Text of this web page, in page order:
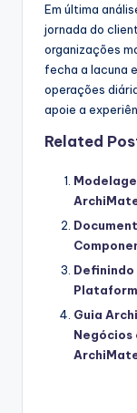
Em última
jornada do
organizações
fecha a lacuna
operações
apoie a
Related
Guia
Negócios